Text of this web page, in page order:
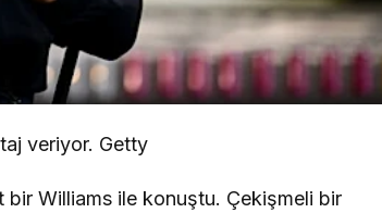
veriyor. Getty
Williams ile konuştu. Çekişmeli bir